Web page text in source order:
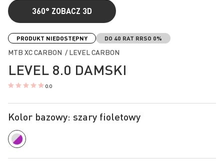
360° ZOBACZ 3D
na
galerii
LEVEL 8.0 DAMSKI
0.0
PRODUKT NIEDOSTĘPNY DO 40 RAT RRSO 0%
MTB XC CARBON / LEVEL CARBON
Kolor bazowy: szary fioletowy